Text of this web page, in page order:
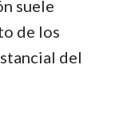
suele
de los
del